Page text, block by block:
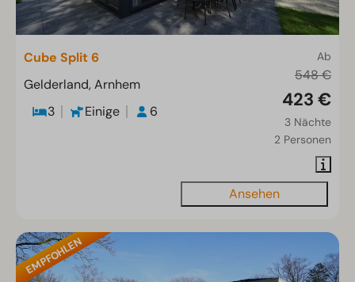
Ab
548 €
423 €
3 Nächte
2 Personen
Cube Split 6
Gelderland, Arnhem
3
Einige 6
Ansehen
EMPFOHLEN